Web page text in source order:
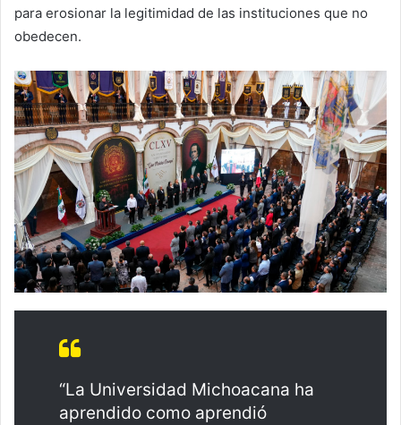
para erosionar la legitimidad de las instituciones que no
obedecen.
“La Universidad Michoacana ha
aprendido como aprendió